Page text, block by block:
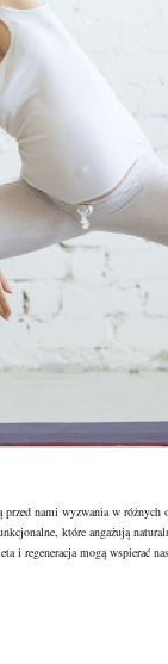
nami wyzwania w
które angażują
i regeneracja mogą wspierać